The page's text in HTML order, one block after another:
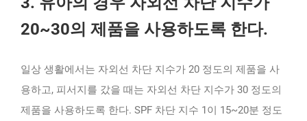
20~30의 제품을 사용하도록 한다.
일상 생활에서는 자외선 차단 지수가 20 정도의 제품을 사
용하고, 피서지를 갔을 때는 자외선 차단 지수가 30 정도의
제품을 사용하도록 한다. SPF 차단 지수 1이 15~20분 정도